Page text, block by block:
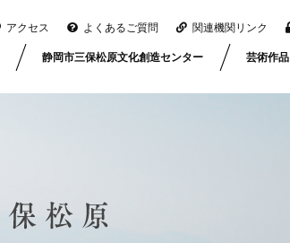
アクセス よくあるご質問 関連機関リンク
静岡市三保松原文化創造センター 芸術作品